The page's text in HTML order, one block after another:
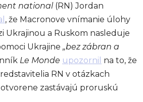
national (RN) Jordan
, že Macronove vnímanie úlohy
Ukrajinou a Ruskom nasleduje
Ukrajine „bez zábran a
Le Monde upozornil na to, že
RN v otázkach
zastávajú proruskú